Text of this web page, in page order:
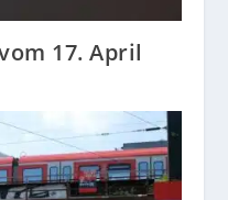
17. April